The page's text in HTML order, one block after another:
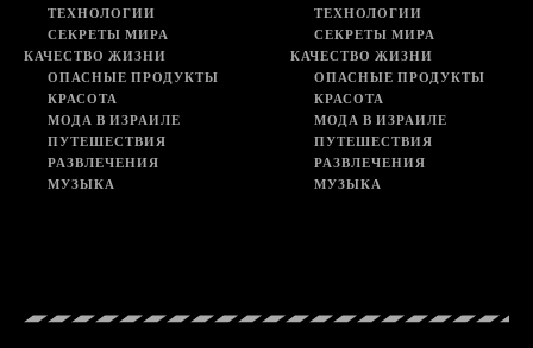
ТЕХНОЛОГИИ
СЕКРЕТЫ МИРА
КАЧЕСТВО ЖИЗНИ
ОПАСНЫЕ ПРОДУКТЫ
КРАСОТА
МОДА В ИЗРАИЛЕ
ПУТЕШЕСТВИЯ
РАЗВЛЕЧЕНИЯ
МУЗЫКА
ТЕХНОЛОГИИ
СЕКРЕТЫ МИРА
КАЧЕСТВО ЖИЗНИ
ОПАСНЫЕ ПРОДУКТЫ
КРАСОТА
МОДА В ИЗРАИЛЕ
ПУТЕШЕСТВИЯ
РАЗВЛЕЧЕНИЯ
МУЗЫКА